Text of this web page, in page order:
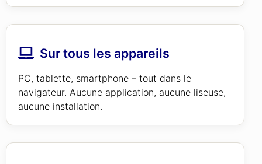
Sur tous les appareils
PC, tablette, smartphone – tout dans le
navigateur. Aucune application, aucune liseuse,
aucune installation.